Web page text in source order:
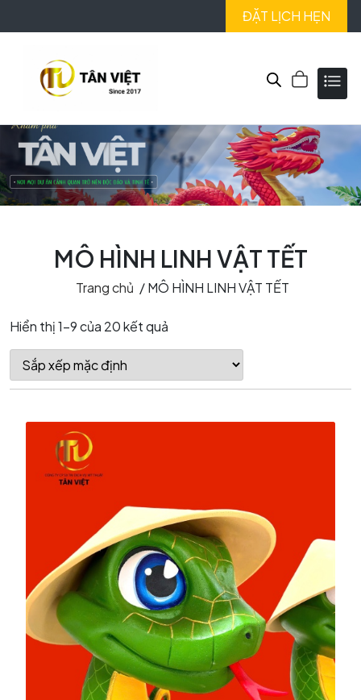
ĐẶT LỊCH HẸN
MÔ HÌNH LINH VẬT TẾT
Trang chủ / MÔ HÌNH LINH VẬT TẾT
Hiển thị 1–9 của 20 kết quả